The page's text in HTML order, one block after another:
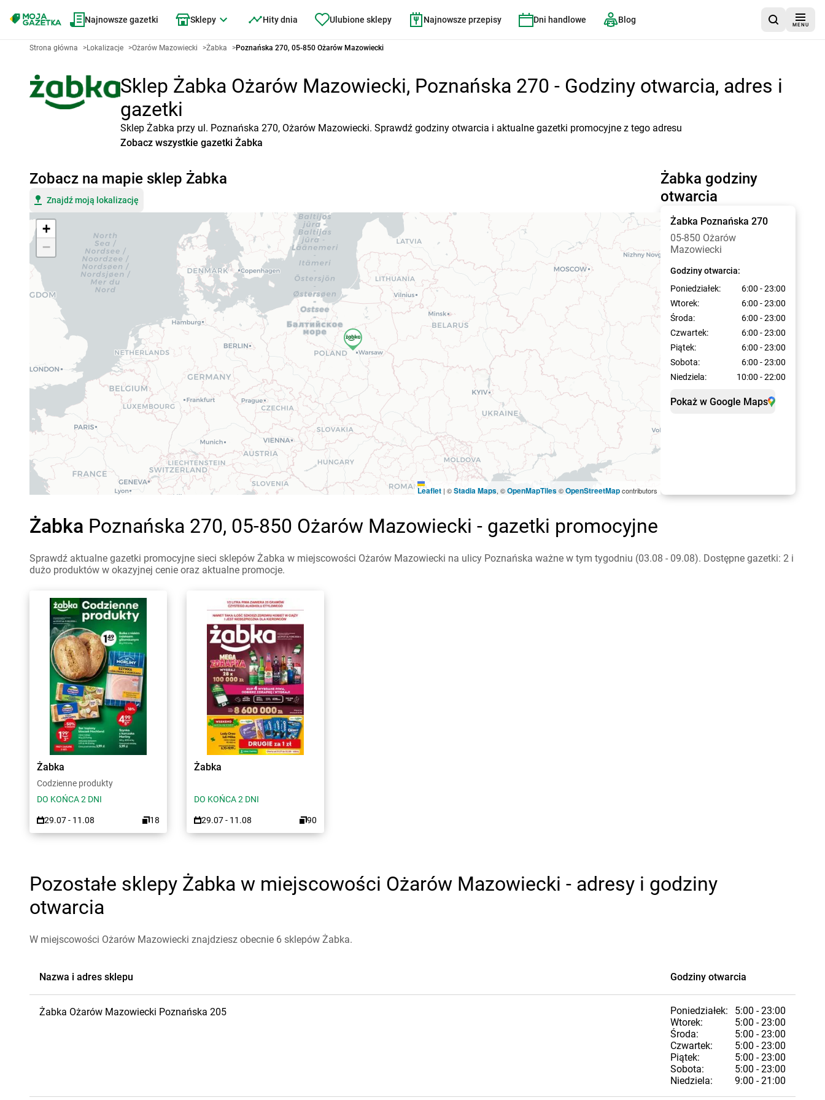
Najnowsze gazetki Sklepy Hity dnia Ulubione sklepy Najnowsze przepisy Dni handlowe Blog
MENU
Strona główna >Lokalizacje >Ożarów Mazowiecki >Żabka >Poznańska 270, 05-850 Ożarów Mazowiecki
Sklep Żabka Ożarów Mazowiecki, Poznańska 270 - Godziny otwarcia, adres i
gazetki
Sklep Żabka przy ul. Poznańska 270, Ożarów Mazowiecki. Sprawdź godziny otwarcia i aktualne gazetki promocyjne z tego adresu
Zobacz wszystkie gazetki Żabka
Żabka godziny
otwarcia
Żabka Poznańska 270
05-850 Ożarów
Mazowiecki
Godziny otwarcia:
Poniedziałek:
6:00 - 23:00
Wtorek:
6:00 - 23:00
Środa:
6:00 - 23:00
Czwartek:
6:00 - 23:00
Piątek:
6:00 - 23:00
Sobota:
6:00 - 23:00
Niedziela:
10:00 - 22:00
Pokaż w Google Maps
Zobacz na mapie sklep Żabka
Znajdź moją lokalizację
+
−
Leaflet | ©Stadia Maps, ©OpenMapTiles©OpenStreetMapcontributors
Żabka Poznańska 270, 05-850 Ożarów Mazowiecki - gazetki promocyjne
Sprawdź aktualne gazetki promocyjne sieci sklepów Żabka w miejscowości Ożarów Mazowiecki na ulicy Poznańska ważne w tym tygodniu (03.08 - 09.08). Dostępne gazetki: 2 i
dużo produktów w okazyjnej cenie oraz aktualne promocje.
Żabka
Codzienne produkty
DO KOŃCA 2 DNI
29.07 - 11.08 18
Żabka
DO KOŃCA 2 DNI
29.07 - 11.08 90
Pozostałe sklepy Żabka w miejscowości Ożarów Mazowiecki - adresy i godziny
otwarcia
W miejscowości Ożarów Mazowiecki znajdziesz obecnie 6 sklepów Żabka.
Nazwa i adres sklepu Godziny otwarcia
Żabka Ożarów Mazowiecki Poznańska 205 Poniedziałek:
5:00 - 23:00
Wtorek:
5:00 - 23:00
Środa:
5:00 - 23:00
Czwartek:
5:00 - 23:00
Piątek:
5:00 - 23:00
Sobota:
5:00 - 23:00
Niedziela:
9:00 - 21:00